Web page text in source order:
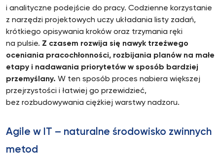
i analityczne podejście do pracy. Codzienne korzystanie
z narzędzi projektowych uczy układania listy zadań,
krótkiego opisywania kroków oraz trzymania ręki
na pulsie. Z czasem rozwija się nawyk trzeźwego
oceniania pracochłonności, rozbijania planów na małe
etapy i nadawania priorytetów w sposób bardziej
przemyślany. W ten sposób proces nabiera większej
przejrzystości i łatwiej go przewidzieć,
bez rozbudowywania ciężkiej warstwy nadzoru.
Agile w IT – naturalne środowisko zwinnych
metod